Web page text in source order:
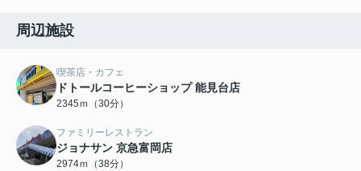
周辺施設
喫茶店・カフェ
ドトールコーヒーショップ 能見台店
2345ｍ（30分）
ファミリーレストラン
ジョナサン 京急富岡店
2974ｍ（38分）